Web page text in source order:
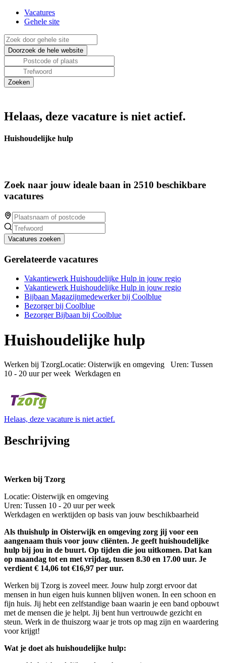
Vacatures
Gehele site
Helaas, deze vacature is niet actief.
Huishoudelijke hulp
Zoek naar jouw ideale baan in 2510 beschikbare
vacatures
Vacatures zoeken
Gerelateerde vacatures
Vakantiewerk Huishoudelijke Hulp in jouw regio
Vakantiewerk Huishoudelijke Hulp in jouw regio
Bijbaan Magazijnmedewerker bij Coolblue
Bezorger bij Coolblue
Bezorger Bijbaan bij Coolblue
Huishoudelijke hulp
Werken bij TzorgLocatie: Oisterwijk en omgeving Uren: Tussen
10 - 20 uur per week Werkdagen en
Helaas, deze vacature is niet actief.
Beschrijving
Werken bij Tzorg
Locatie: Oisterwijk en omgeving
Uren: Tussen 10 - 20 uur per week
Werkdagen en werktijden op basis van jouw beschikbaarheid
Als thuishulp in Oisterwijk en omgeving zorg jij voor een
aangenaam thuis voor jouw cliënten. Je geeft huishoudelijke
hulp bij jou in de buurt. Op tijden die jou uitkomen. Dat kan
op maandag tot en met vrijdag, tussen 8.30 en 17.00 uur. Je
verdient € 14,06 tot €16,97 per uur.
Werken bij Tzorg is zoveel meer. Jouw hulp zorgt ervoor dat
mensen in hun eigen huis kunnen blijven wonen. In een schoon en
fijn huis. Jij hebt een zelfstandige baan waarin je een band opbouwt
met de mensen die je helpt. Jij bent hun vertrouwde gezicht en
steun. Werk in de thuiszorg waar je trots op mag zijn en waardering
voor krijgt!
Wat je doet als huishoudelijke hulp: